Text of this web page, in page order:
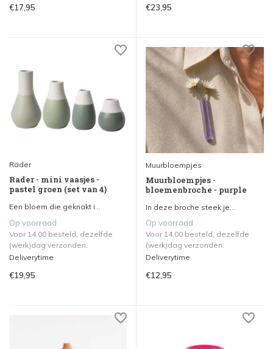
€17,95 €23,95
Räder
Rader - mini vaasjes -
pastel groen (set van 4)
Een bloem die geknakt i...
Op voorraad
Voor 14.00 besteld, dezelfde
(werk)dag verzonden.
Deliverytime
€19,95
Muurbloempjes
Muurbloempjes -
bloemenbroche - purple
In deze broche steek je...
Op voorraad
Voor 14.00 besteld, dezelfde
(werk)dag verzonden.
Deliverytime
€12,95